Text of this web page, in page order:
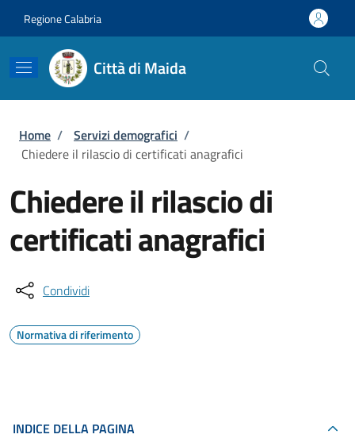
Regione Calabria
Città di Maida
Briciole di pane
Home / Servizi demografici /
Chiedere il rilascio di certificati anagrafici
Chiedere il rilascio di
certificati anagrafici
Condividi
Normativa di riferimento
INDICE DELLA PAGINA